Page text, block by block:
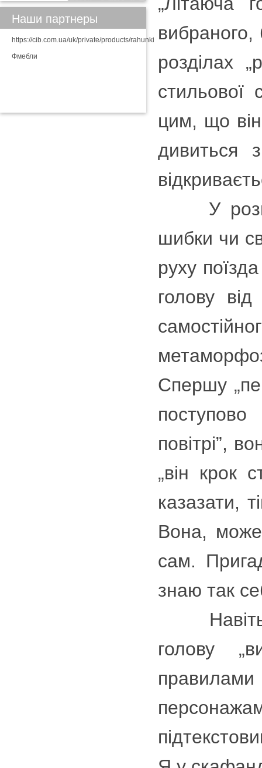
вибраного,
розділах
стильової
цим, що
дивиться
У
шибки чи
руху
голову
Спершу
повітрі”,
„він крок
казазати,
Вона,
сам.
знаю так
Навіть
голову
правилами
Наши партнеры
https://cib.com.ua/uk/private/products/rahunki
Фмебли